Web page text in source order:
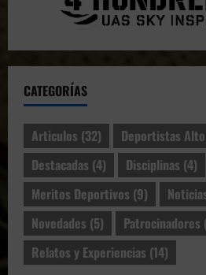
CATEGORÍAS
Articulos (32) Deportistas
Destacadas (4) Disciplinas (4)
Meritos Deportivos (9)
Novedades (5) Patrocinadores
Relatos y Experiencias (14)